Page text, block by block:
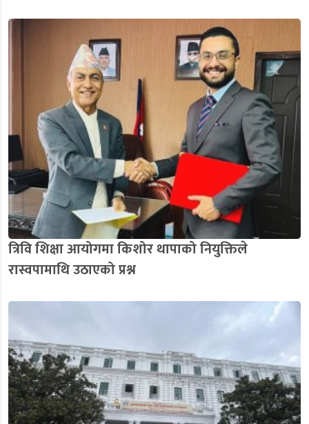
त्रिवि शिक्षा आयोगमा किशोर थापाको नियुक्तिले
रास्वपामाथि उठाएको प्रश्न